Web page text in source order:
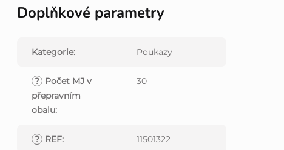
Doplňkové parametry
Kategorie: Poukazy
? Počet MJ v
přepravním
obalu:
30
? REF: 11501322